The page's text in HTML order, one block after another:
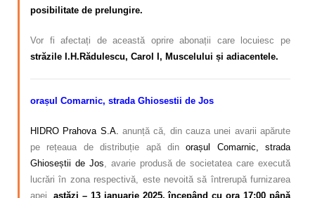
posibilitate de prelungire.
Vor fi afectați de această oprire abonații care locuiesc pe
străzile I.H.Rădulescu, Carol I, Muscelului și adiacentele.
orașul Comarnic, strada Ghiosestii de Jos
HIDRO Prahova S.A. anunță că, din cauza unei avarii apărute
pe rețeaua de distribuție apă dinorașul Comarnic, strada
Ghioseștii de Jos, avarie produsă de societatea care execută
lucrări în zona respectivă, este nevoită să întrerupă furnizarea
apei, astăzi – 13 ianuarie 2025, începând cu ora 17:00 până